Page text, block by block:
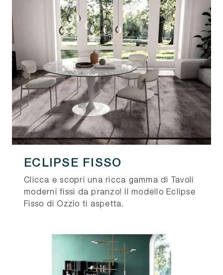
ECLIPSE FISSO
Clicca e scopri una ricca gamma di Tavoli
moderni fissi da pranzo! Il modello Eclipse
Fisso di Ozzio ti aspetta.